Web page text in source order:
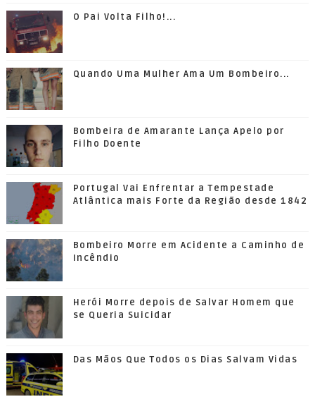
O Pai Volta Filho!...
Quando Uma Mulher Ama Um Bombeiro...
Bombeira de Amarante Lança Apelo por
Filho Doente
Portugal Vai Enfrentar a Tempestade
Atlântica mais Forte da Região desde 1842
Bombeiro Morre em Acidente a Caminho de
Incêndio
Herói Morre depois de Salvar Homem que
se Queria Suicidar
Das Mãos Que Todos os Dias Salvam Vidas